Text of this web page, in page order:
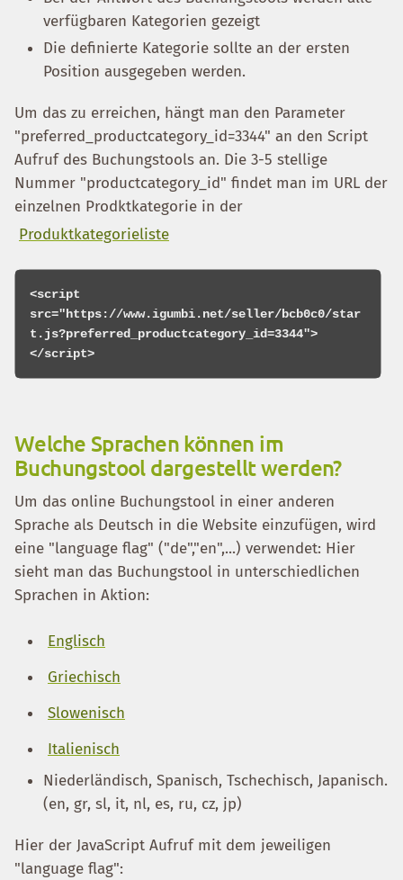
verfügbaren Kategorien gezeigt
Die definierte Kategorie sollte an der ersten
Position ausgegeben werden.
Um das zu erreichen, hängt man den Parameter
"preferred_productcategory_id=3344" an den Script
Aufruf des Buchungstools an. Die 3-5 stellige
Nummer "productcategory_id" findet man im URL der
einzelnen Prodktkategorie in der
Produktkategorieliste
<script
src="https://www.igumbi.net/seller/bcb0c0/star
t.js?preferred_productcategory_id=3344">
Welche Sprachen können im
Buchungstool dargestellt werden?
Um das online Buchungstool in einer anderen
Sprache als Deutsch in die Website einzufügen, wird
eine "language flag" ("de","en",...) verwendet: Hier
sieht man das Buchungstool in unterschiedlichen
Sprachen in Aktion:
Englisch
Griechisch
Slowenisch
Italienisch
Niederländisch, Spanisch, Tschechisch, Japanisch.
(en, gr, sl, it, nl, es, ru, cz, jp)
Hier der JavaScript Aufruf mit dem jeweiligen
"language flag":